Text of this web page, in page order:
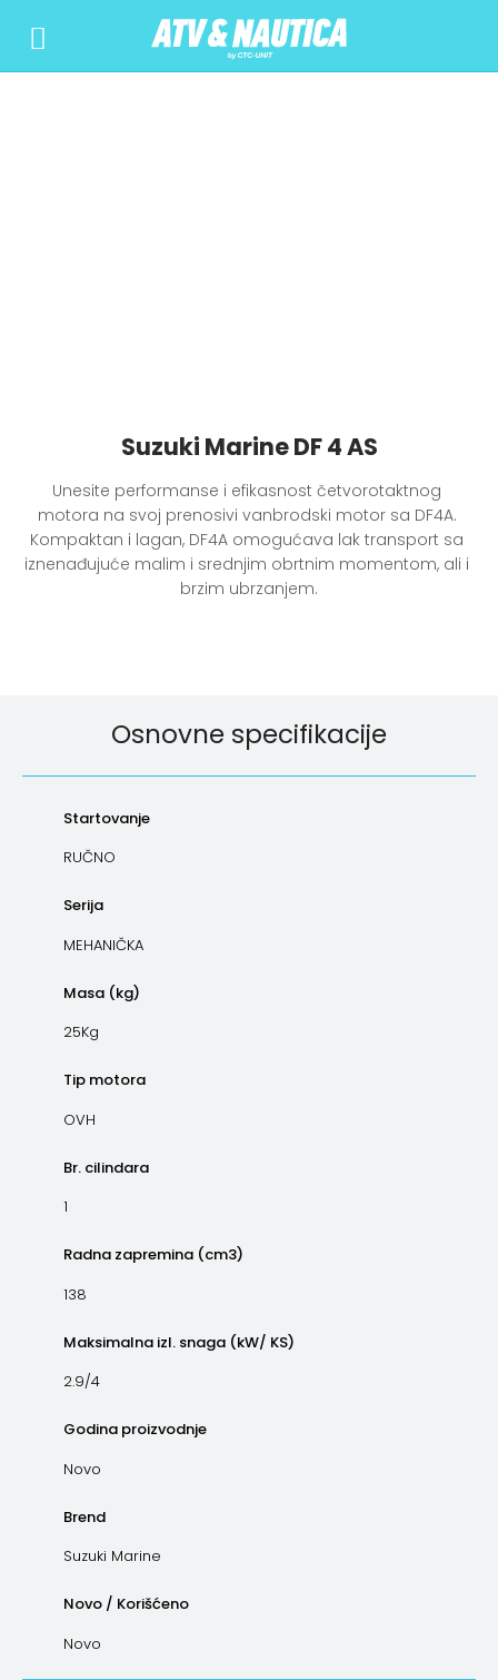
Suzuki Marine DF 4 AS
Unesite performanse i efikasnost četvorotaktnog
motora na svoj prenosivi vanbrodski motor sa DF4A.
Kompaktan i lagan, DF4A omogućava lak transport sa
iznenađujuće malim i srednjim obrtnim momentom, ali i
brzim ubrzanjem.
Osnovne specifikacije
Startovanje
RUČNO
Serija
MEHANIČKA
Masa (kg)
25Kg
Tip motora
OVH
Br. cilindara
1
Radna zapremina (cm3)
138
Maksimalna izl. snaga (kW/ KS)
2.9/4
Godina proizvodnje
Novo
Brend
Suzuki Marine
Novo / Korišćeno
Novo